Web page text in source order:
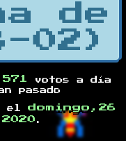
de
02)
571
votos a día
pasado
el domingo,26
.